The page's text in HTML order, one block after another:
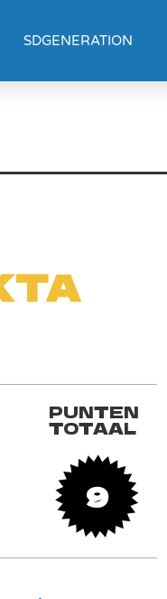
SDGENERATION
PUNTEN
TOTAAL
9